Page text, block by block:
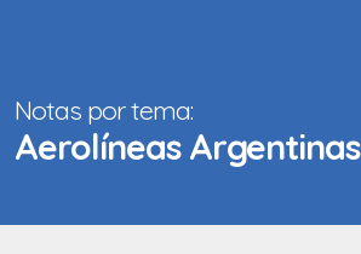
Notas por tema:
Aerolíneas Argentinas